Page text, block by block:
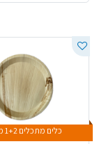
כלים מתכלים 1+2 מתנה